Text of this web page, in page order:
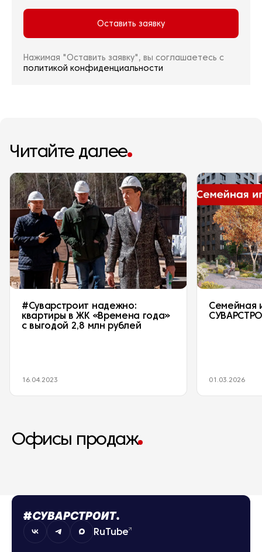
Оставить заявку
Нажимая "Оставить заявку", вы соглашаетесь с
политикой конфиденциальности
Читайте далее
#Суварстроит надежно:
квартиры в ЖК «Времена года»
с выгодой 2,8 млн рублей
16.04.2023
Семейная
01.03.2026
Офисы продаж
RuTube